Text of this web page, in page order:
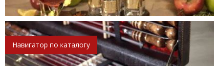
Навигатор по каталогу